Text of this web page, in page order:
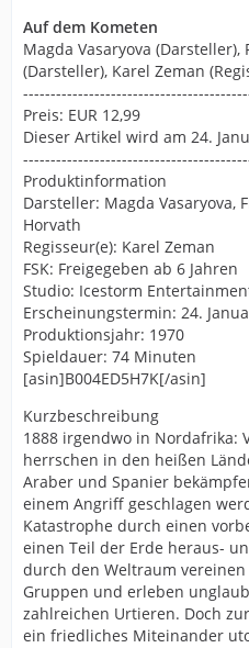
Auf dem Kometen
Magda Vasaryova (Darsteller),
(Darsteller), Karel Zeman
Preis: EUR 12,99
Dieser Artikel wird am 24.
Produktinformation
Darsteller: Magda Vasaryova,
Horvath
Regisseur(e): Karel Zeman
FSK: Freigegeben ab 6 Jahren
Studio: Icestorm
Erscheinungstermin: 24.
Produktionsjahr: 1970
Spieldauer: 74 Minuten
[asin]B004ED5H7K[/asin]
Kurzbeschreibung
1888 irgendwo in Nordafrika:
herrschen in den heißen
Araber und Spanier
einem Angriff geschlagen
Katastrophe durch einen
einen Teil der Erde heraus-
durch den Weltraum
Gruppen und erleben
zahlreichen Urtieren. Doch
ein friedliches Miteinander